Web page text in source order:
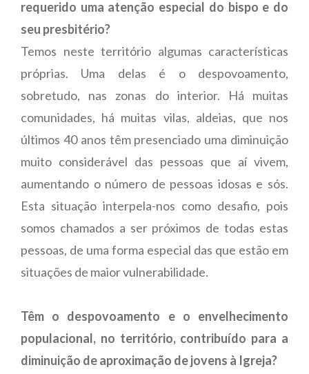
requerido uma atenção especial do bispo e do
seu presbitério?
Temos neste território algumas características
próprias. Uma delas é o despovoamento,
sobretudo, nas zonas do interior. Há muitas
comunidades, há muitas vilas, aldeias, que nos
últimos 40 anos têm presenciado uma diminuição
muito considerável das pessoas que aí vivem,
aumentando o número de pessoas idosas e sós.
Esta situação interpela-nos como desafio, pois
somos chamados a ser próximos de todas estas
pessoas, de uma forma especial das que estão em
situações de maior vulnerabilidade.
Têm o despovoamento e o envelhecimento
populacional, no território, contribuído para a
diminuição de aproximação de jovens à Igreja?